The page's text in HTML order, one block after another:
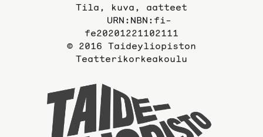
Tila, kuva, aatteet
URN:NBN:fi-
fe20201221102111
© 2016 Taideyliopiston
Teatterikorkeakoulu